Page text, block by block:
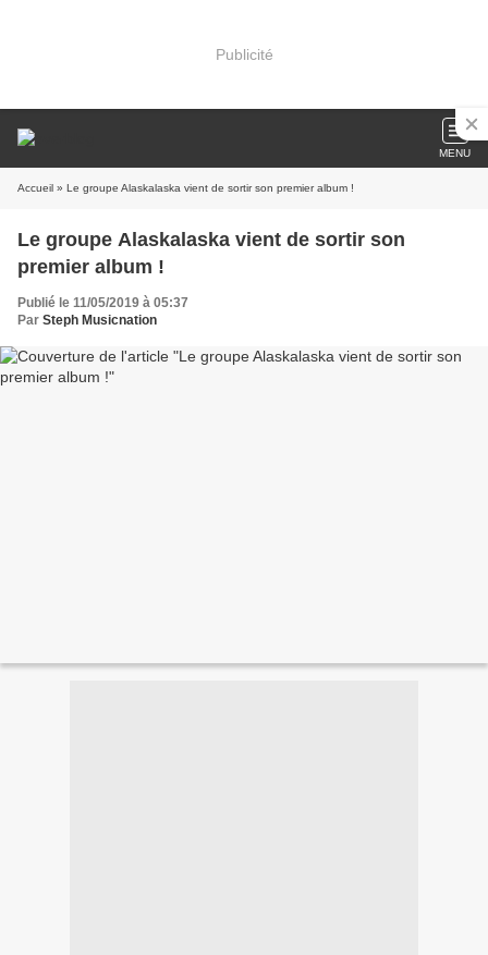
Publicité
MENU
Accueil » Le groupe Alaskalaska vient de sortir son premier album !
Le groupe Alaskalaska vient de sortir son
premier album !
Publié le 11/05/2019 à 05:37
Par Steph Musicnation